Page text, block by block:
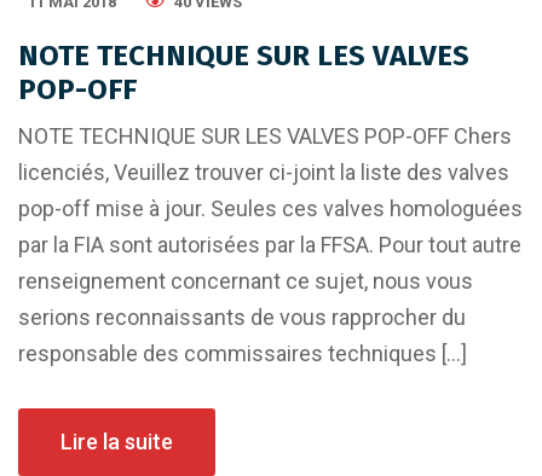
NOTE TECHNIQUE SUR LES VALVES
POP-OFF
NOTE TECHNIQUE SUR LES VALVES POP-OFF Chers
licenciés, Veuillez trouver ci-joint la liste des valves
pop-off mise à jour. Seules ces valves homologuées
par la FIA sont autorisées par la FFSA. Pour tout autre
renseignement concernant ce sujet, nous vous
serions reconnaissants de vous rapprocher du
responsable des commissaires techniques […]
Lire la suite